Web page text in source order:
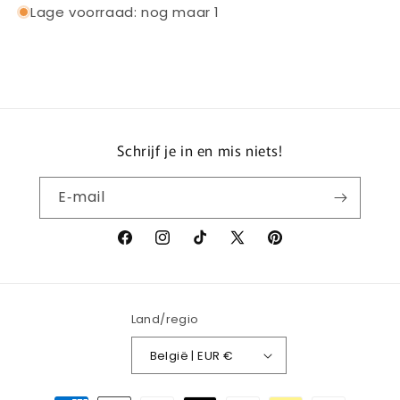
Lage voorraad: nog maar 1
Schrijf je in en mis niets!
E‑mail
FacebookInstagramTikTokX
Pinterest
Land/regio
België | EUR €